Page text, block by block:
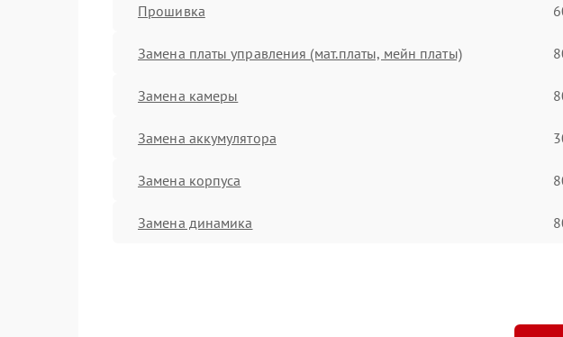
Прошивка
Замена платы управления (мат.платы, мейн платы)
Замена камеры
Замена аккумулятора
Замена корпуса
Замена динамика